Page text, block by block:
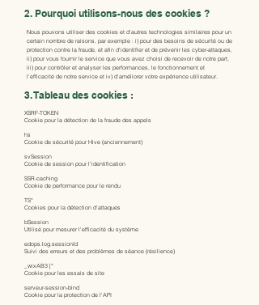
2. Pourquoi utilisons-nous des cookies ?
Nous pouvons utiliser des cookies et d'autres technologies similaires pour un
certain nombre de raisons, par exemple : i) pour des besoins de sécurité ou de
protection contre la fraude, et afin d'identifier et de prévenir les cyber-attaques,
ii) pour vous fournir le service que vous avez choisi de recevoir de notre part,
iii) pour contrôler et analyser les performances, le fonctionnement et
l'efficacité de notre service et iv) d'améliorer votre expérience utilisateur.
3. Tableau des cookies :
XSRF-TOKEN
Cookie pour la détection de la fraude des appels
hs
Cookie de sécurité pour Hive (anciennement)
svSession
Cookie de session pour l'identification
SSR-caching
Cookie de performance pour le rendu
TS*
Cookies pour la détection d'attaques
bSession
Utilisé pour mesurer l'efficacité du système
edops.log.sessionId
Suivi des erreurs et des problèmes de séance (résilience)
_wixAB3 |*
Cookie pour les essais de site
serveur-session-bind
Cookie pour la protection de l'API